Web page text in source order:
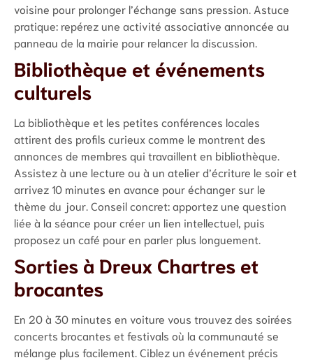
voisine pour prolonger l’échange sans pression. Astuce
pratique: repérez une activité associative annoncée au
panneau de la mairie pour relancer la discussion.
Bibliothèque et événements
culturels
La bibliothèque et les petites conférences locales
attirent des profils curieux comme le montrent des
annonces de membres qui travaillent en bibliothèque.
Assistez à une lecture ou à un atelier d’écriture le soir et
arrivez 10 minutes en avance pour échanger sur le
thème du jour. Conseil concret: apportez une question
liée à la séance pour créer un lien intellectuel, puis
proposez un café pour en parler plus longuement.
Sorties à Dreux Chartres et
brocantes
En 20 à 30 minutes en voiture vous trouvez des soirées
concerts brocantes et festivals où la communauté se
mélange plus facilement. Ciblez un événement précis